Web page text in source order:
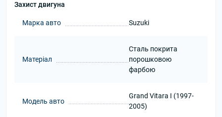
Захист двигуна
Марка авто Suzuki
Матеріал
Сталь покрита
порошковою
фарбою
Модель авто
Grand Vitara I (1997-
2005)